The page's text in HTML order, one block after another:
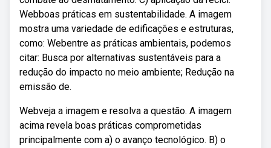
Webboas práticas em sustentabilidade. A imagem
mostra uma variedade de edificações e estruturas,
como: Webentre as práticas ambientais, podemos
citar: Busca por alternativas sustentáveis para a
redução do impacto no meio ambiente; Redução na
emissão de.
Webveja a imagem e resolva a questão. A imagem
acima revela boas práticas comprometidas
principalmente com a) o avanço tecnológico. B) o